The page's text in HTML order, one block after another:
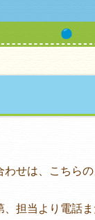
せは、こちら
担当より電話